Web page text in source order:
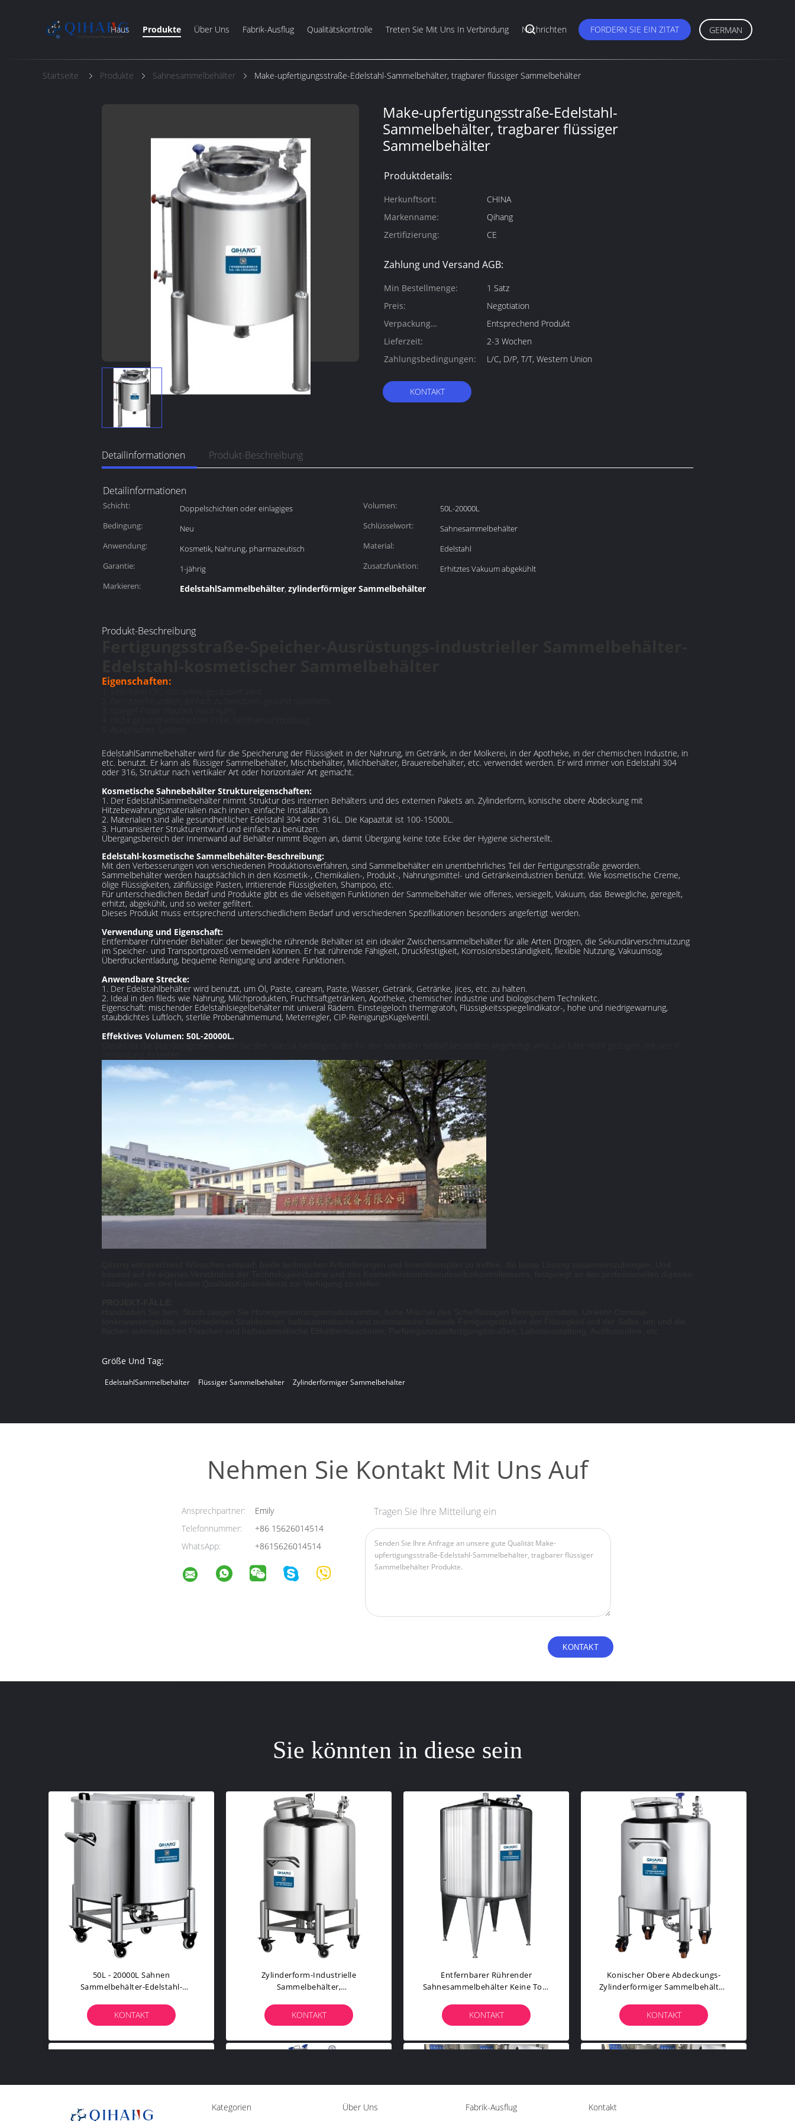
Haus Produkte Über Uns Fabrik-Ausflug Qualitätskontrolle Treten Sie Mit Uns In Verbindung Nachrichten FORDERN SIE EIN ZITAT GERMAN
Startseite Produkte Sahnesammelbehälter Make-upfertigungsstraße-Edelstahl-Sammelbehälter, tragbarer flüssiger Sammelbehälter
Make-upfertigungsstraße-Edelstahl-
Sammelbehälter, tragbarer flüssiger
Sammelbehälter
Produktdetails:
Herkunftsort:
CHINA
Markenname:
Qihang
Zertifizierung:
CE
Zahlung und Versand AGB:
Min Bestellmenge:
1 Satz
Preis:
Negotiation
Verpackung
Informationen:
Entsprechend Produkt
Lieferzeit:
2-3 Wochen
Zahlungsbedingungen:
L/C, D/P, T/T, Western Union
KONTAKT
Detailinformationen Produkt-Beschreibung
Detailinformationen
Schicht: Doppelschichten oder einlagiges Volumen:
50L-20000L
Bedingung:
Neu Schlüsselwort:
Sahnesammelbehälter
Anwendung:
Kosmetik, Nahrung, pharmazeutisch Material:
Edelstahl
Garantie:
1-jährig Zusatzfunktion:
Erhitztes Vakuum abgekühlt
Markieren:
EdelstahlSammelbehälter, zylinderförmiger Sammelbehälter
Produkt-Beschreibung
Eigenschaften:
EdelstahlSammelbehälter wird für die Speicherung der Flüssigkeit in der Nahrung, im Getränk, in der Molkerei, in der Apotheke, in der chemischen Industrie, in
etc. benutzt. Er kann als flüssiger Sammelbehälter, Mischbehälter, Milchbehälter, Brauereibehälter, etc. verwendet werden. Er wird immer von Edelstahl 304
oder 316, Struktur nach vertikaler Art oder horizontaler Art gemacht.
Kosmetische Sahnebehälter Struktureigenschaften:
1. Der EdelstahlSammelbehälter nimmt Struktur des internen Behälters und des externen Pakets an. Zylinderform, konische obere Abdeckung mit
Hitzebewahrungsmaterialien nach innen. einfache Installation.
2. Materialien sind alle gesundheitlicher Edelstahl 304 oder 316L. Die Kapazität ist 100-15000L.
3. Humanisierter Strukturentwurf und einfach zu benützen.
Übergangsbereich der Innenwand auf Behälter nimmt Bogen an, damit Übergang keine tote Ecke der Hygiene sicherstellt.
Edelstahl-kosmetische Sammelbehälter-Beschreibung:
Mit den Verbesserungen von verschiedenen Produktionsverfahren, sind Sammelbehälter ein unentbehrliches Teil der Fertigungsstraße geworden.
Sammelbehälter werden hauptsächlich in den Kosmetik-, Chemikalien-, Produkt-, Nahrungsmittel- und Getränkeindustrien benutzt. Wie kosmetische Creme,
ölige Flüssigkeiten, zähflüssige Pasten, irritierende Flüssigkeiten, Shampoo, etc.
Für unterschiedlichen Bedarf und Produkte gibt es die vielseitigen Funktionen der Sammelbehälter wie offenes, versiegelt, Vakuum, das Bewegliche, geregelt,
erhitzt, abgekühlt, und so weiter gefiltert.
Dieses Produkt muss entsprechend unterschiedlichem Bedarf und verschiedenen Spezifikationen besonders angefertigt werden.
Verwendung und Eigenschaft:
Entfernbarer rührender Behälter: der bewegliche rührende Behälter ist ein idealer Zwischensammelbehälter für alle Arten Drogen, die Sekundärverschmutzung
im Speicher- und Transportprozeß vermeiden können. Er hat rührende Fähigkeit, Druckfestigkeit, Korrosionsbeständigkeit, flexible Nutzung, Vakuumsog,
Überdruckentladung, bequeme Reinigung und andere Funktionen.
Anwendbare Strecke:
1. Der Edelstahlbehälter wird benutzt, um Öl, Paste, caream, Paste, Wasser, Getränk, Getränke, jices, etc. zu halten.
2. Ideal in den fileds wie Nahrung, Milchprodukten, Fruchtsaftgetränken, Apotheke, chemischer Industrie und biologischem Techniketc.
Eigenschaft: mischender Edelstahlsiegelbehälter mit univeral Rädern. Einsteigeloch thermgratoh, Flüssigkeitsspiegelindikator-, hohe und niedrigewarnung,
staubdichtes Luftloch, sterlile Probenahmemund, Meterregler, CIP-ReinigungsKugelventil.
Effektives Volumen: 50L-20000L.
Größe Und Tag:
EdelstahlSammelbehälter Flüssiger Sammelbehälter Zylinderförmiger Sammelbehälter
Nehmen Sie Kontakt Mit Uns Auf
Ansprechpartner:
Emily
Telefonnummer:
+86 15626014514
WhatsApp:
+8615626014514
Tragen Sie Ihre Mitteilung ein
Sie könnten in diese sein
50L - 20000L Sahnen
Sammelbehälter-Edelstahl-
KONTAKT
Zylinderform-Industrielle
Sammelbehälter,
KONTAKT
Entfernbarer Rührender
Sahnesammelbehälter Keine Tote
KONTAKT
Konischer Obere Abdeckungs-
Zylinderförmiger Sammelbehälter,
Metallsammelbehälter
KONTAKT
Kategorien Über Uns Fabrik-Ausflug Kontakt